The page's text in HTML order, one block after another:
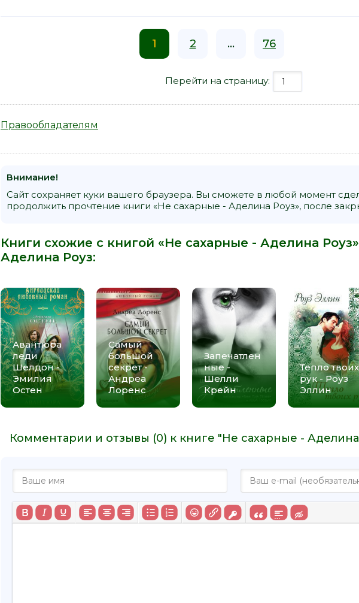
1 2 ... 76
Перейти на страницу:
Правообладателям
Внимание!
Сайт сохраняет куки вашего браузера. Вы сможете в любой момент
продолжить прочтение книги «Не сахарные - Аделина Роуз», после
Книги схожие с книгой «Не сахарные - Аделина
Аделина Роуз:
Авантюра
леди
Шелдон -
Эмилия
Остен
Самый
большой
секрет -
Андреа
Лоренс
Запечатлен
ные -
Шелли
Крейн
Тепло твоих
рук - Роуз
Эллин
Комментарии и отзывы (0) к книге "Не сахарные -